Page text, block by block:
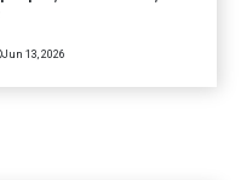
Jun 13, 2026